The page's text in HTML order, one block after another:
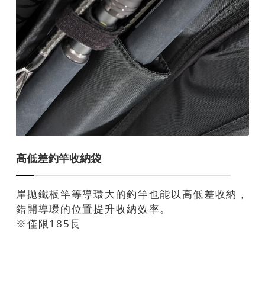
高低差釣竿收納袋
岸拋鐵板竿等導環大的釣竿也能以高低差收納，
錯開導環的位置提升收納效率。
※僅限185長